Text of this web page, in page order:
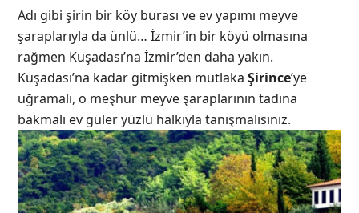
Adı gibi şirin bir köy burası ve ev yapımı meyve
şaraplarıyla da ünlü… İzmir’in bir köyü olmasına
rağmen Kuşadası’na İzmir’den daha yakın.
Kuşadası’na kadar gitmişken mutlaka Şirince’ye
uğramalı, o meşhur meyve şaraplarının tadına
bakmalı ev güler yüzlü halkıyla tanışmalısınız.